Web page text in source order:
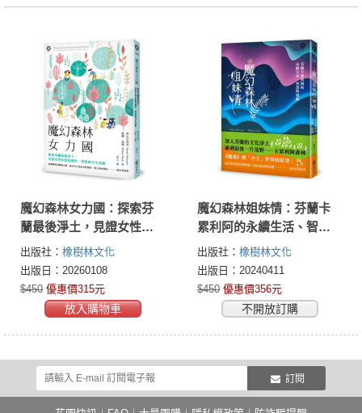
魔幻森林女力國：探索芬
蘭最後淨土，見證女性社
群的韌性、智慧與共生奇
蹟
出版社： 橡樹林文化
出版日：20260108
$450 優惠價315元
放入購物車
魔幻森林姐妹情：芬蘭卡
累利阿的永續生活、智慧
與覺醒
出版社： 橡樹林文化
出版日：20240411
$450 優惠價356元
不開放訂購
訂閱